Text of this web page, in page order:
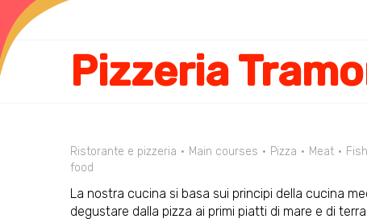
Pizzeria
Ristorante e pizzeria Main courses Pizza Meat Fish
food
La nostra cucina si basa sui principi della cucina
degustare dalla pizza ai primi piatti di mare e di